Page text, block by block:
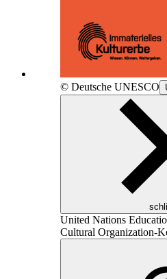
© Deutsche UNESCO
United Nations
Cultural Organization-